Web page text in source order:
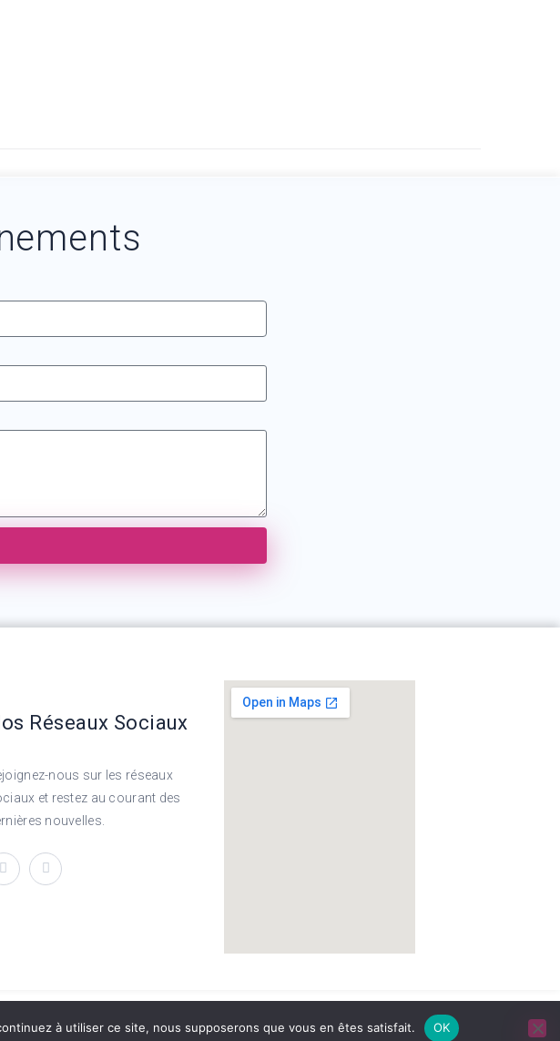
Réseaux Sociaux
nous sur les réseaux
et restez au courant des
nouvelles.
à utiliser ce site, nous supposerons que vous en êtes satisfait. OK